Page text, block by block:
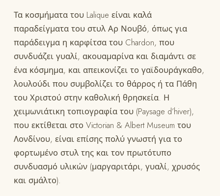
Τα κοσμήματα του Lalique είναι καλά
παραδείγματα του στυλ Αρ Νουβό, όπως για
παράδειγμα η καρφίτσα του Chardon, που
συνδυάζει γυαλί, ακουαμαρίνα και διαμάντι σε
ένα κόσμημα, και απεικονίζει το γαϊδουράγκαθο,
λουλούδι που συμβολίζει το θάρρος ή τα Πάθη
του Χριστού στην καθολική θρησκεία. Η
χειμωνιάτικη τοπιογραφία του (Paysage d’hiver),
που εκτίθεται στο Victorian & Albert Museum του
Λονδίνου, είναι επίσης πολύ γνωστή για το
φορτωμένο στυλ της και τον πρωτότυπο
συνδυασμό υλικών (μαργαριτάρι, γυαλί, χρυσός
και σμάλτο).